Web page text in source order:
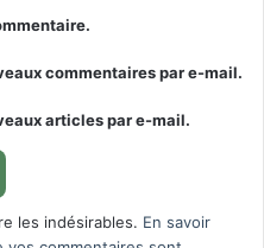
commentaires par e-mail.
articles par e-mail.
les indésirables. En savoir